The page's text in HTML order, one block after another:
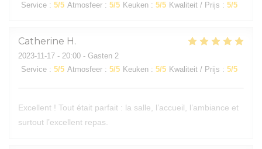
Service : 5/5 Atmosfeer : 5/5 Keuken : 5/5 Kwaliteit / Prijs : 5/5
Catherine H
2023-11-17 - 20:00 - Gasten 2
Service : 5/5 Atmosfeer : 5/5 Keuken : 5/5 Kwaliteit / Prijs : 5/5
Excellent ! Tout était parfait : la salle, l’accueil, l’ambiance et
surtout l’excellent repas.